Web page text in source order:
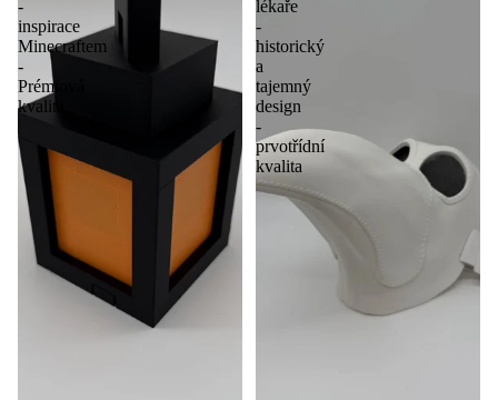
-
inspirace
Minecraftem
-
Prémiová
kvalita
lékaře
-
historický
a
tajemný
design
-
prvotřídní
kvalita